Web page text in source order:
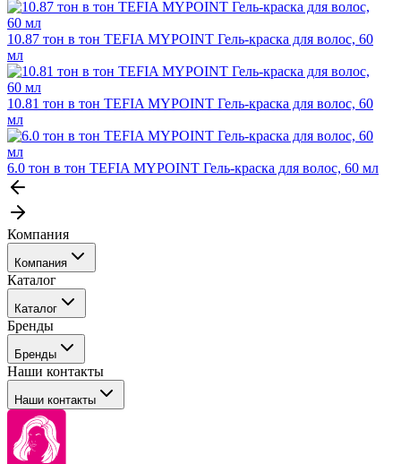
10.87 тон в тон TEFIA MYPOINT Гель-краска для волос, 60
мл
10.81 тон в тон TEFIA MYPOINT Гель-краска для волос, 60
мл
6.0 тон в тон TEFIA MYPOINT Гель-краска для волос, 60 мл
Компания
Компания
События
Покупателю
Каталог
Каталог
Профессиональные средства для окрашивания волос
Сервисные средства
Уход
Стайлинг
Брови и ресницы
Барберинг
Наборы
Расходные материалы
Бренды
Бренды
Tefia
Concept
Kezy
Barex
Sim Sensitive
Наши контакты
Наши контакты
+ 375 44 7233514